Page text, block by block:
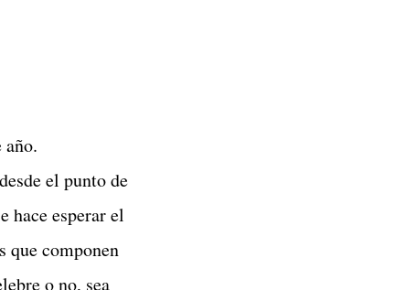
año.
el punto de
hace esperar el
que componen
o no, sea